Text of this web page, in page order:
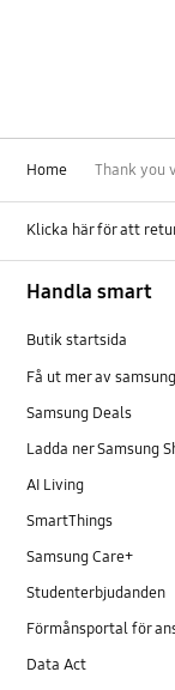
Home Thank you
Klicka här för att
Handla smart
Butik startsida
Få ut mer av
Samsung Deals
Ladda ner Samsung
AI Living
SmartThings
Samsung Care+
Studenterbjudanden
Förmånsportal för
Data Act